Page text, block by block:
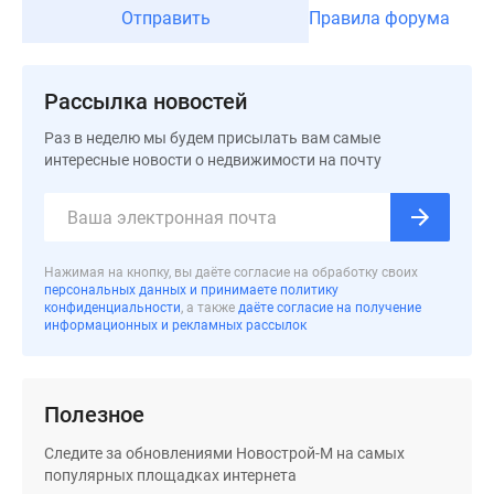
Москве
Программа
Новостройки
премиум-
класса
класса
Траншевая
ипотека
Отправить Правила форума
Рассылка новостей
Раз в неделю мы будем присылать вам самые
интересные новости о недвижимости на почту
Нажимая на кнопку, вы даёте согласие на обработку своих
персональных данных и принимаете политику
конфиденциальности, а также даёте согласие на получение
информационных и рекламных рассылок
Полезное
Следите за обновлениями Новострой-М на самых
популярных площадках интернета